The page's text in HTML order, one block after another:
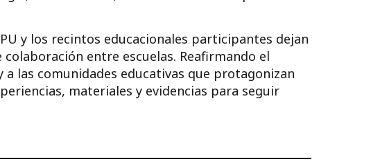
y los recintos educacionales participantes dejan
entre escuelas. Reafirmando el
las comunidades educativas que protagonizan
materiales y evidencias para seguir